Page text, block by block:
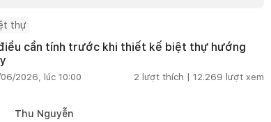
thự
cần tính trước khi thiết kế biệt thự hướng
2026, lúc 10:00 2 lượt thích | 12.269 lượt xem
Thu Nguyễn